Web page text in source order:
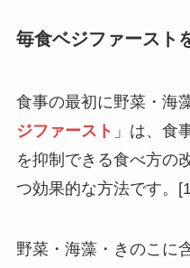
毎食ベジファースト
食事の最初に野菜・海
ジファースト 」は、食
を抑制できる食べ方の
つ効果的な方法です。
野菜・海藻・きのこに